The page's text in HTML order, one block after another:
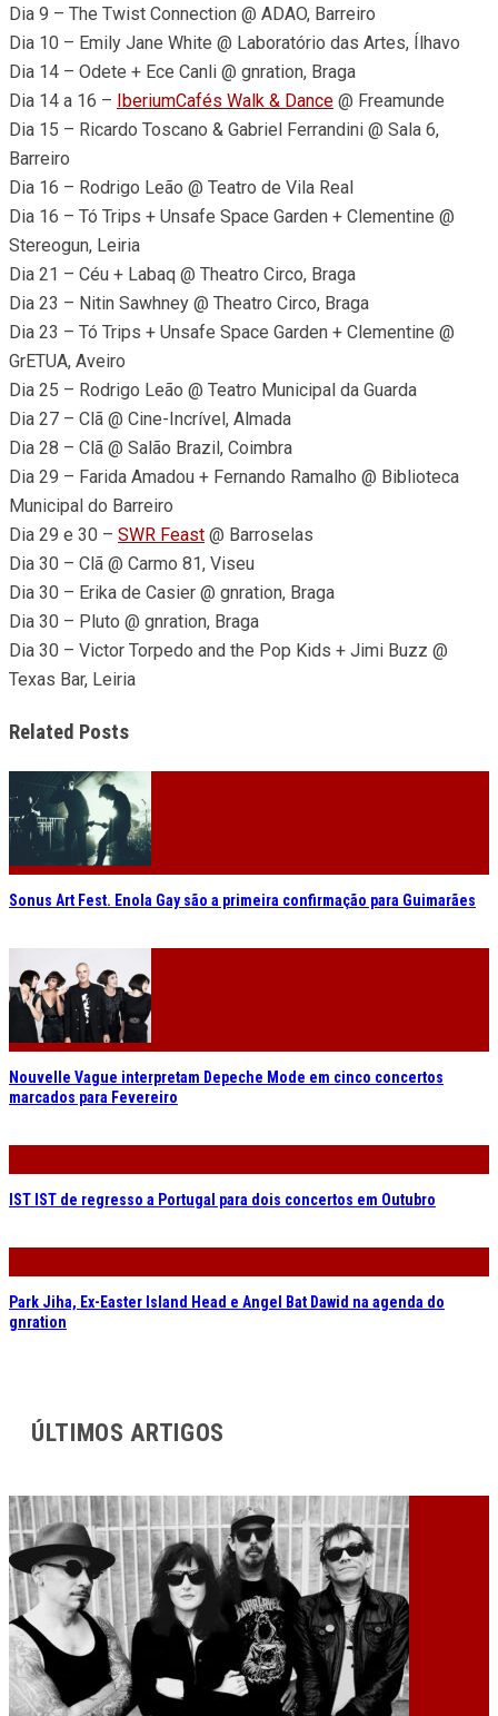
Dia 9 – The Twist Connection @ ADAO, Barreiro
Dia 10 – Emily Jane White @ Laboratório das Artes, Ílhavo
Dia 14 – Odete + Ece Canli @ gnration, Braga
Dia 14 a 16 –
IberiumCafés Walk & Dance @ Freamunde
Dia 15 – Ricardo Toscano & Gabriel Ferrandini @ Sala 6,
Barreiro
Dia 16 – Rodrigo Leão @ Teatro de Vila Real
Dia 16 – Tó Trips + Unsafe Space Garden + Clementine @
Stereogun, Leiria
Dia 21 – Céu + Labaq @ Theatro Circo, Braga
Dia 23 – Nitin Sawhney @ Theatro Circo, Braga
Dia 23 – Tó Trips + Unsafe Space Garden + Clementine @
GrETUA, Aveiro
Dia 25 – Rodrigo Leão @ Teatro Municipal da Guarda
Dia 27 – Clã @ Cine-Incrível, Almada
Dia 28 – Clã @ Salão Brazil, Coimbra
Dia 29 – Farida Amadou + Fernando Ramalho @ Biblioteca
Municipal do Barreiro
Dia 29 e 30 – SWR Feast @ Barroselas
Dia 30 – Clã @ Carmo 81, Viseu
Dia 30 – Erika de Casier @ gnration, Braga
Dia 30 – Pluto @ gnration, Braga
Dia 30 – Victor Torpedo and the Pop Kids + Jimi Buzz @
Texas Bar, Leiria
Related Posts
Sonus Art Fest. Enola Gay são a primeira confirmação para Guimarães
Nouvelle Vague interpretam Depeche Mode em cinco concertos
marcados para Fevereiro
IST IST de regresso a Portugal para dois concertos em Outubro
Park Jiha, Ex-Easter Island Head e Angel Bat Dawid na agenda do
gnration
ÚLTIMOS ARTIGOS